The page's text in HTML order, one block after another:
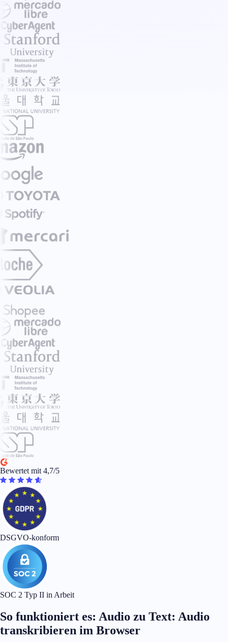
Bewertet mit 4,7/5
DSGVO-konform
SOC 2 Typ II in Arbeit
So funktioniert es: Audio zu Text: Audio
transkribieren im Browser